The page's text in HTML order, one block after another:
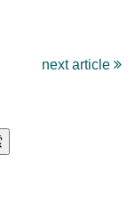
next article